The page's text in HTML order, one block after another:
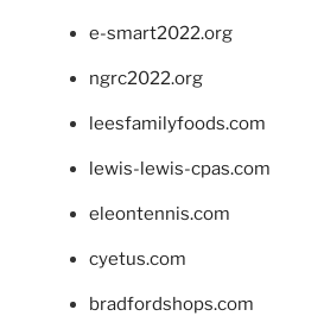
e-smart2022.org
ngrc2022.org
leesfamilyfoods.com
lewis-lewis-cpas.com
eleontennis.com
cyetus.com
bradfordshops.com